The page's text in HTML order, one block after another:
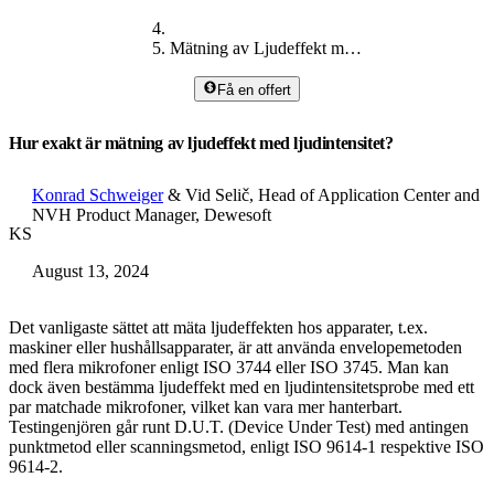
Mätning av Ljudeffekt med hjälp av Ljudintensitet
Få en offert
Hur exakt är mätning av ljudeffekt med ljudintensitet?
KS
Konrad Schweiger& Vid Selič, Head of Application Center and
NVH Product Manager, Dewesoft
August 13, 2024
Det vanligaste sättet att mäta ljudeffekten hos apparater, t.ex.
maskiner eller hushållsapparater, är att använda envelopemetoden
med flera mikrofoner enligt ISO 3744 eller ISO 3745. Man kan
dock även bestämma ljudeffekt med en ljudintensitetsprobe med ett
par matchade mikrofoner, vilket kan vara mer hanterbart.
Testingenjören går runt D.U.T. (Device Under Test) med antingen
punktmetod eller scanningsmetod, enligt ISO 9614-1 respektive ISO
9614-2.